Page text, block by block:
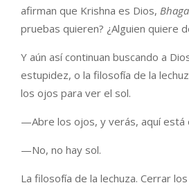
afirman que Krishna es Dios,
pruebas quieren? ¿Alguien quiere
Y aún así continuan buscando a
estupidez, o la filosofía de la
los ojos para ver el sol.
—Abre los ojos, y verás, aquí está
—No, no hay sol.
La filosofía de la lechuza. Cerrar